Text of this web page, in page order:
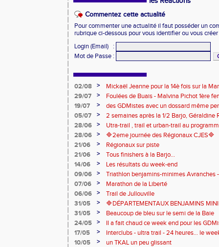
Commentez cette actualité
Pour commenter une actualité il faut posséder un
rubrique ci-dessous pour vous identifier ou vous
Login (Email)
:
Mot de Passe :
02/08 >
Mickaël Jeanne pour la 14è fois sur la
Eaux
29/07 >
Foulées de Buais - Malvina Pichot 1ère
19/07
>
des GDMistes avec un dossard même
05/07
>
2 semaines après la 1/2 Barjo, Géraldine
marche du podium du Trail de l'Ange
28/06 >
Utra-trail , trail et urban-trail au
28/06
>
🔷️2eme journée des Régionaux CJES🔷️
21/06
>
Régionaux sur piste
21/06
>
Tous finishers à la Barjo...
14/06
>
Les résultats du week-end
09/06
>
Triathlon benjamins-minimes Avranches
07/06
>
Marathon de la Liberté
06/06
>
Trail de Jullouville
31/05
>
🔷DÉPARTEMENTAUX BENJAMINS
31/05
>
Beaucoup de bleu sur le semi de la Baie
24/05
>
Il a fait chaud ce week end pour les
de compétitions
17/05 >
Interclubs - ultra trail - 24 heures... le
riche en émotions
10/05 >
un TKAL un peu glissant